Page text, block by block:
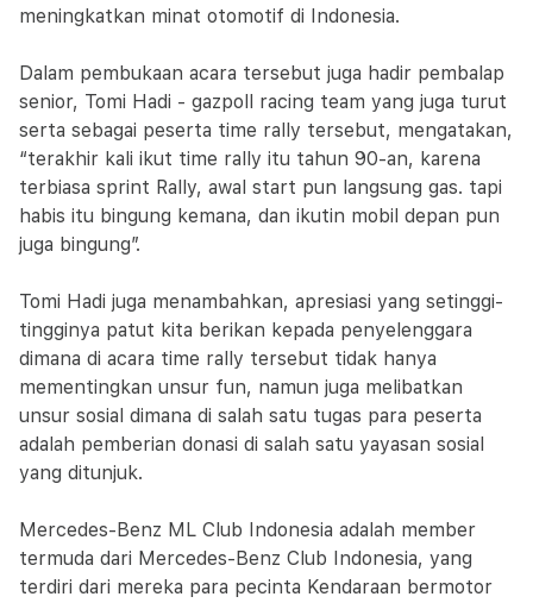
meningkatkan minat otomotif di Indonesia.
Dalam pembukaan acara tersebut juga hadir pembalap
senior, Tomi Hadi - gazpoll racing team yang juga turut
serta sebagai peserta time rally tersebut, mengatakan,
“terakhir kali ikut time rally itu tahun 90-an, karena
terbiasa sprint Rally, awal start pun langsung gas. tapi
habis itu bingung kemana, dan ikutin mobil depan pun
juga bingung”.
Tomi Hadi juga menambahkan, apresiasi yang setinggi-
tingginya patut kita berikan kepada penyelenggara
dimana di acara time rally tersebut tidak hanya
mementingkan unsur fun, namun juga melibatkan
unsur sosial dimana di salah satu tugas para peserta
adalah pemberian donasi di salah satu yayasan sosial
yang ditunjuk.
Mercedes-Benz ML Club Indonesia adalah member
termuda dari Mercedes-Benz Club Indonesia, yang
terdiri dari mereka para pecinta Kendaraan bermotor